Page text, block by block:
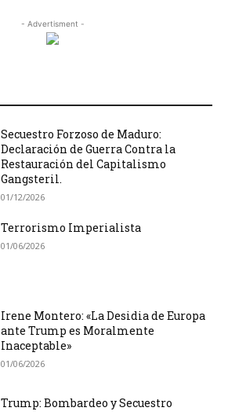
- Advertisment -
Secuestro Forzoso de Maduro:
Declaración de Guerra Contra la
Restauración del Capitalismo
Gangsteril.
01/12/2026
Terrorismo Imperialista
01/06/2026
Irene Montero: «La Desidia de Europa
ante Trump es Moralmente
Inaceptable»
01/06/2026
Trump: Bombardeo y Secuestro